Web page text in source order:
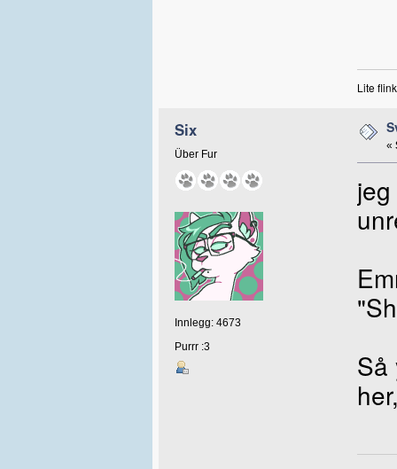
Lite
Six
Über Fur
Innlegg: 4673
Purrr :3
«